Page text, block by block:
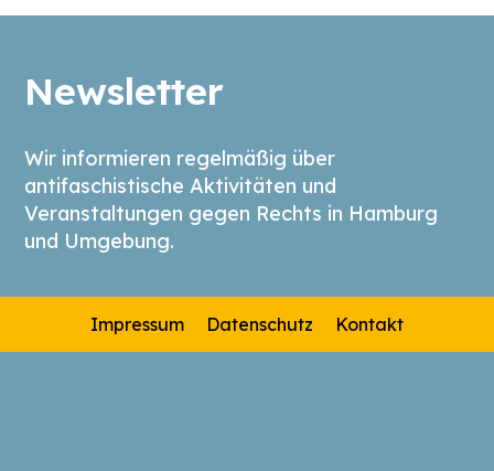
Newsletter
Wir informieren regelmäßig über
antifaschistische Aktivitäten und
Veranstaltungen gegen Rechts in Hamburg
und Umgebung.
Impressum Datenschutz Kontakt